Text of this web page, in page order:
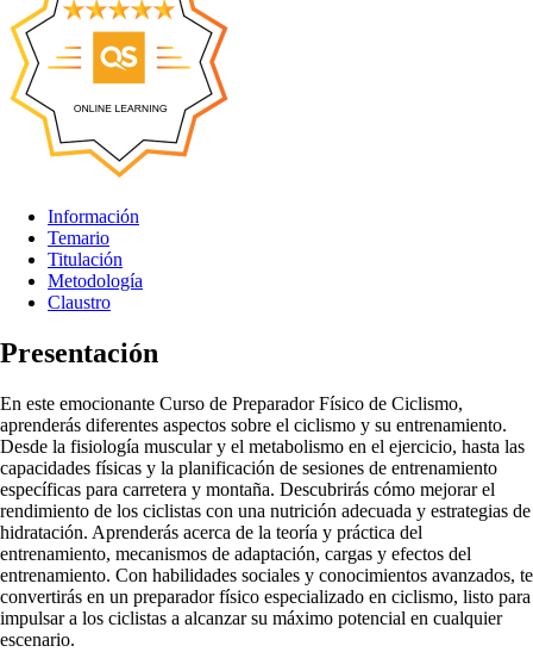
Información
Temario
Titulación
Metodología
Claustro
Presentación
En este emocionante Curso de Preparador Físico de Ciclismo,
aprenderás diferentes aspectos sobre el ciclismo y su entrenamiento.
Desde la fisiología muscular y el metabolismo en el ejercicio, hasta las
capacidades físicas y la planificación de sesiones de entrenamiento
específicas para carretera y montaña. Descubrirás cómo mejorar el
rendimiento de los ciclistas con una nutrición adecuada y estrategias de
hidratación. Aprenderás acerca de la teoría y práctica del
entrenamiento, mecanismos de adaptación, cargas y efectos del
entrenamiento. Con habilidades sociales y conocimientos avanzados, te
convertirás en un preparador físico especializado en ciclismo, listo para
impulsar a los ciclistas a alcanzar su máximo potencial en cualquier
escenario.